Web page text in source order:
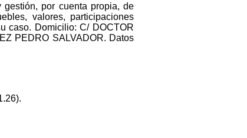
gestión, por cuenta propia, de
valores, participaciones
caso. Domicilio: C/ DOCTOR
PEDRO SALVADOR. Datos